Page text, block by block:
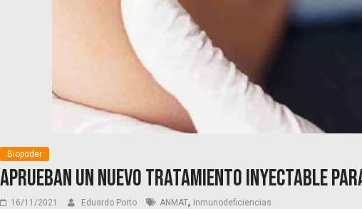
Biopoder
Aprueban un nuevo tratamiento inyectable
16/11/2021 Eduardo Porto ANMAT, Inmunodeficiencias